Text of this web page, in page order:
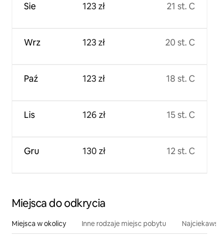
Sie
Wrz
Paź
Lis
Gru
123 zł
123 zł
123 zł
126 zł
130 zł
21 st. C
20 st. C
18 st. C
15 st. C
12 st. C
Miejsca do odkrycia
Miejsca w okolicy Inne rodzaje miejsc pobytu